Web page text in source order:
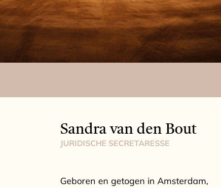
Sandra van den Bout
JURIDISCHE SECRETARESSE
Geboren en getogen in Amsterdam,